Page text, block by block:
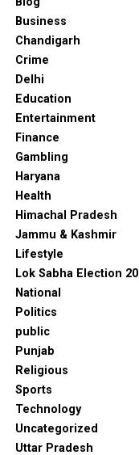
Business
Chandigarh
Crime
Delhi
Education
Entertainment
Finance
Gambling
Haryana
Health
Himachal Pradesh
Jammu & Kashmir
Lifestyle
Lok Sabha Election
National
Politics
public
Punjab
Religious
Sports
Technology
Uncategorized
Uttar Pradesh